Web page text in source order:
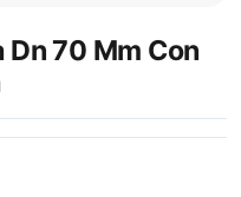
70 Mm Con